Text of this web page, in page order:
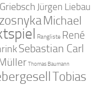
Jürgen Liebau
Michael
Rangliste René
Sebastian Carl
Thomas Baumann
Tobias